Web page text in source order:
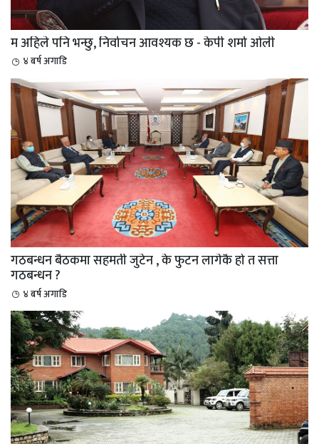
म अहिले पनि भन्छु, निर्वाचन आवश्यक छ - केपी शर्मा ओली
४ बर्ष अगाडि
गठबन्धन बैठकमा सहमती जुटेन , के फुटन लागेकै हो त सत्ता
गठबन्धन ?
४ बर्ष अगाडि